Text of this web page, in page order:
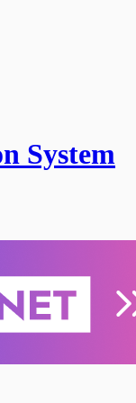
System